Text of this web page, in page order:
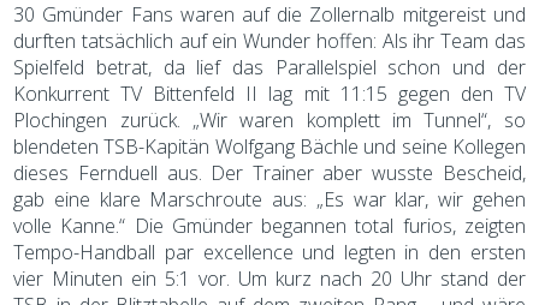
30 Gmünder Fans waren auf die Zollernalb mitgereist und
durften tatsächlich auf ein Wunder hoffen: Als ihr Team das
Spielfeld betrat, da lief das Parallelspiel schon und der
Konkurrent TV Bittenfeld II lag mit 11:15 gegen den TV
Plochingen zurück. „Wir waren komplett im Tunnel“, so
blendeten TSB-Kapitän Wolfgang Bächle und seine Kollegen
dieses Fernduell aus. Der Trainer aber wusste Bescheid,
gab eine klare Marschroute aus: „Es war klar, wir gehen
volle Kanne.“ Die Gmünder begannen total furios, zeigten
Tempo-Handball par excellence und legten in den ersten
vier Minuten ein 5:1 vor. Um kurz nach 20 Uhr stand der